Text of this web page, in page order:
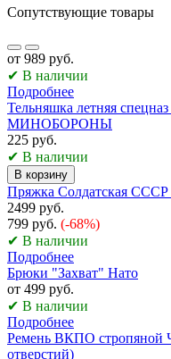
Сопутствующие товары
от 989 руб.
✔ В наличии
Подробнее
Тельняшка летняя
МИНОБОРОНЫ
225 руб.
✔ В наличии
В корзину
Пряжка Солдатская СССР
2499 руб.
799 руб. (-68%)
✔ В наличии
Подробнее
Брюки "Захват" Нато
от 499 руб.
✔ В наличии
Подробнее
Ремень ВКПО стропяной
отверстий)